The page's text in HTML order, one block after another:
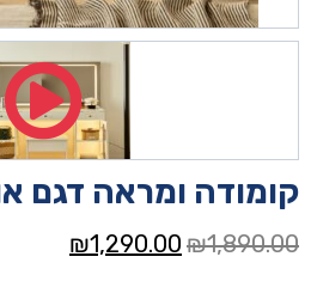
קומודה ומראה דגם
₪1,890.00
המחיר
₪1,290.00